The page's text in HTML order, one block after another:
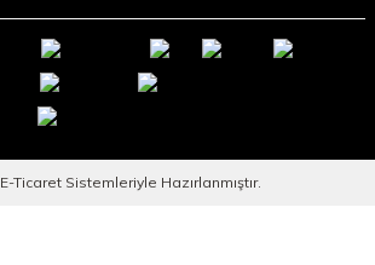
E-TicaretSistemleriyle Hazırlanmıştır.